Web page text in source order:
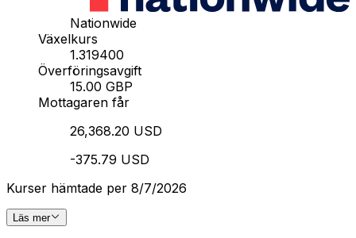
Nationwide
Växelkurs
1.319400
Överföringsavgift
15.00 GBP
Mottagaren får
26,368.20 USD
-375.79 USD
Kurser hämtade per 8/7/2026
Läs mer